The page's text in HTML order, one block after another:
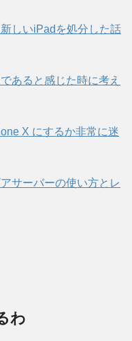
しいiPadを処分した話
あると感じた時に考え
X にするか非常に迷
サーバーの使い方とレ
わ